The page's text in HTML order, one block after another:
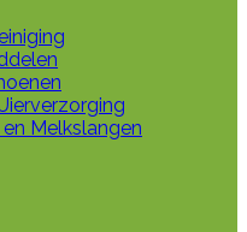
Melkslangen